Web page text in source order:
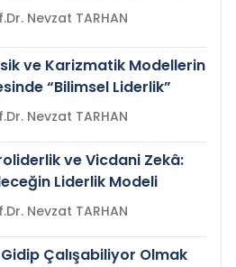
Prof.Dr. Nevzat TARHAN
ve Karizmatik Modellerin
“Bilimsel Liderlik”
Prof.Dr. Nevzat TARHAN
ve Vicdani Zekâ:
Liderlik Modeli
Prof.Dr. Nevzat TARHAN
Çalışabiliyor Olmak